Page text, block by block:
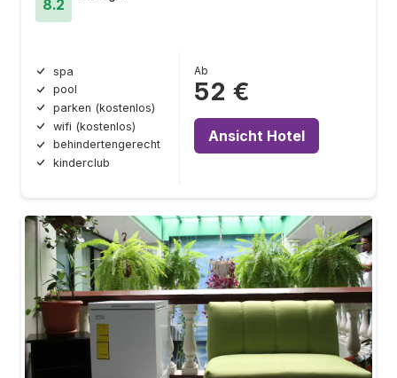
8.2
spa
pool
parken (kostenlos)
wifi (kostenlos)
behindertengerecht
kinderclub
Ab
52 €
Ansicht Hotel